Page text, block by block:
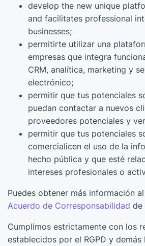
develop the new unique
and facilitates professional
businesses;
permitirte utilizar una
empresas que integra
CRM, analítica, marketing y
electrónico;
permitir que tus potenciales
puedan contactar a nuevos
proveedores potenciales y
permitir que tus potenciales
comercialicen el uso de la
hecho pública y que esté
intereses profesionales o
Puedes obtener más información
Acuerdo de Corresponsabilidad de
Cumplimos estrictamente con los
establecidos por el RGPD y